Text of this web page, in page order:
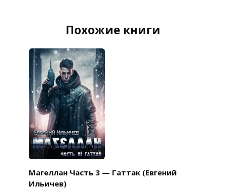
Похожие книги
Магеллан Часть 3 — Гаттак (Евгений
Ильичев)